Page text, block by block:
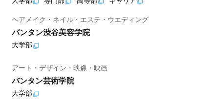
ヘアメイク・ネイル・エステ・ウエディング
バンタン渋谷美容学院
大学部
アート・デザイン・映像・映画
バンタン芸術学院
大学部